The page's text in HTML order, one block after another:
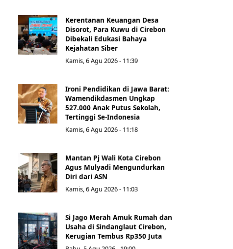
Kerentanan Keuangan Desa
Disorot, Para Kuwu di Cirebon
Dibekali Edukasi Bahaya
Kejahatan Siber
Kamis, 6 Agu 2026 - 11:39
Ironi Pendidikan di Jawa Barat:
Wamendikdasmen Ungkap
527.000 Anak Putus Sekolah,
Tertinggi Se-Indonesia
Kamis, 6 Agu 2026 - 11:18
Mantan Pj Wali Kota Cirebon
Agus Mulyadi Mengundurkan
Diri dari ASN
Kamis, 6 Agu 2026 - 11:03
Si Jago Merah Amuk Rumah dan
Usaha di Sindanglaut Cirebon,
Kerugian Tembus Rp350 Juta